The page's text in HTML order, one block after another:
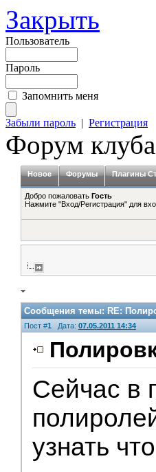
Закрыть
Пользователь
Пароль
Запомнить меня
Забыли пароль | Регистрация
Форум клуба
Новое Форумы Плагины
Добро пожаловать Гость
Нажмите "Вход/Регистрация" для
Сообщения темы:RE:
Пост #1 Дата: 07.05.2011 14:34
Сейчас в
узнать